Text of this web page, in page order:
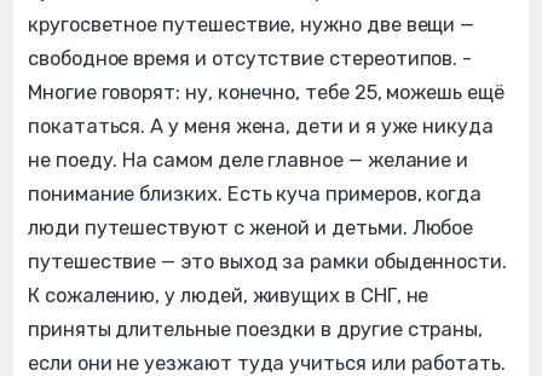
кругосветное путешествие, нужно две вещи —
свободное время и отсутствие стереотипов. -
Многие говорят: ну, конечно, тебе 25, можешь ещё
покататься. А у меня жена, дети и я уже никуда
не поеду. На самом деле главное — желание и
понимание близких. Есть куча примеров, когда
люди путешествуют с женой и детьми. Любое
путешествие — это выход за рамки обыденности.
К сожалению, у людей, живущих в СНГ, не
приняты длительные поездки в другие страны,
если они не уезжают туда учиться или работать.